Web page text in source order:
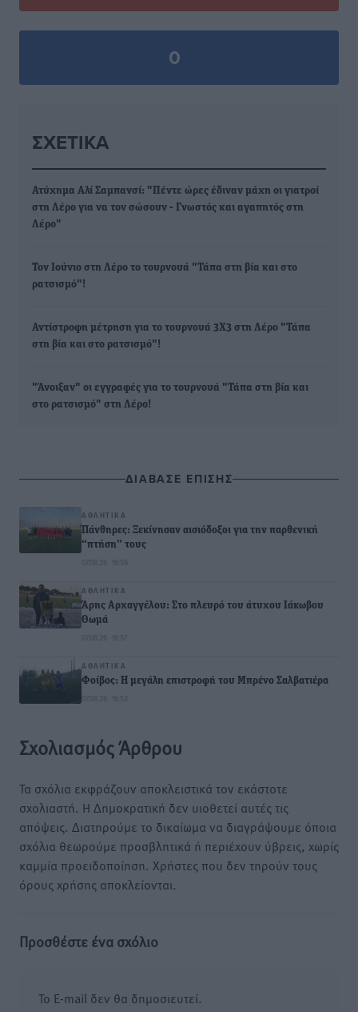
0
ΣΧΕΤΙΚΆ
Ατύχημα Αλί Σαμπανσί: "Πέντε ώρες έδιναν μάχη οι γιατροί
στη Λέρο για να τον σώσουν - Γνωστός και αγαπητός στη
Λέρο"
Τον Ιούνιο στη Λέρο το τουρνουά "Τάπα στη βία και στο
ρατσισμό"!
Αντίστροφη μέτρηση για το τουρνουά 3Χ3 στη Λέρο "Τάπα
στη βία και στο ρατσισμό"!
"Άνοιξαν" οι εγγραφές για το τουρνουά "Τάπα στη βία και
στο ρατσισμό" στη Λέρο!
ΔΙΑΒΑΣΕ ΕΠΙΣΗΣ
ΑΘΛΗΤΙΚΆ
Πάνθηρες: Ξεκίνησαν αισιόδοξοι για την παρθενική
“πτήση” τους
07.08.26 · 16:59
ΑΘΛΗΤΙΚΆ
Άρης Αρχαγγέλου: Στο πλευρό του άτυχου Ιάκωβου
Θωμά
07.08.26 · 16:57
ΑΘΛΗΤΙΚΆ
Φοίβος: Η μεγάλη επιστροφή του Μπρένο Σαλβατιέρα
07.08.26 · 16:53
Σχολιασμός Άρθρου
Τα σχόλια εκφράζουν αποκλειστικά τον εκάστοτε
σχολιαστή. Η Δημοκρατική δεν υιοθετεί αυτές τις
απόψεις. Διατηρούμε το δικαίωμα να διαγράψουμε όποια
σχόλια θεωρούμε προσβλητικά ή περιέχουν ύβρεις, χωρίς
καμμία προειδοποίηση. Χρήστες που δεν τηρούν τους
όρους χρήσης αποκλείονται.
Προσθέστε ένα σχόλιο
Το E-mail δεν θα δημοσιευτεί.